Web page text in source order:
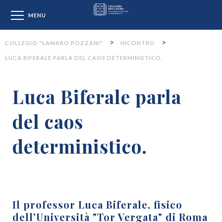
MENU
COLLEGIO "LAMARO POZZANI" > INCONTRO >
LUCA BIFERALE PARLA DEL CAOS DETERMINISTICO.
Luca Biferale parla
del caos
deterministico.
Il professor Luca Biferale, fisico
dell'Università "Tor Vergata" di Roma